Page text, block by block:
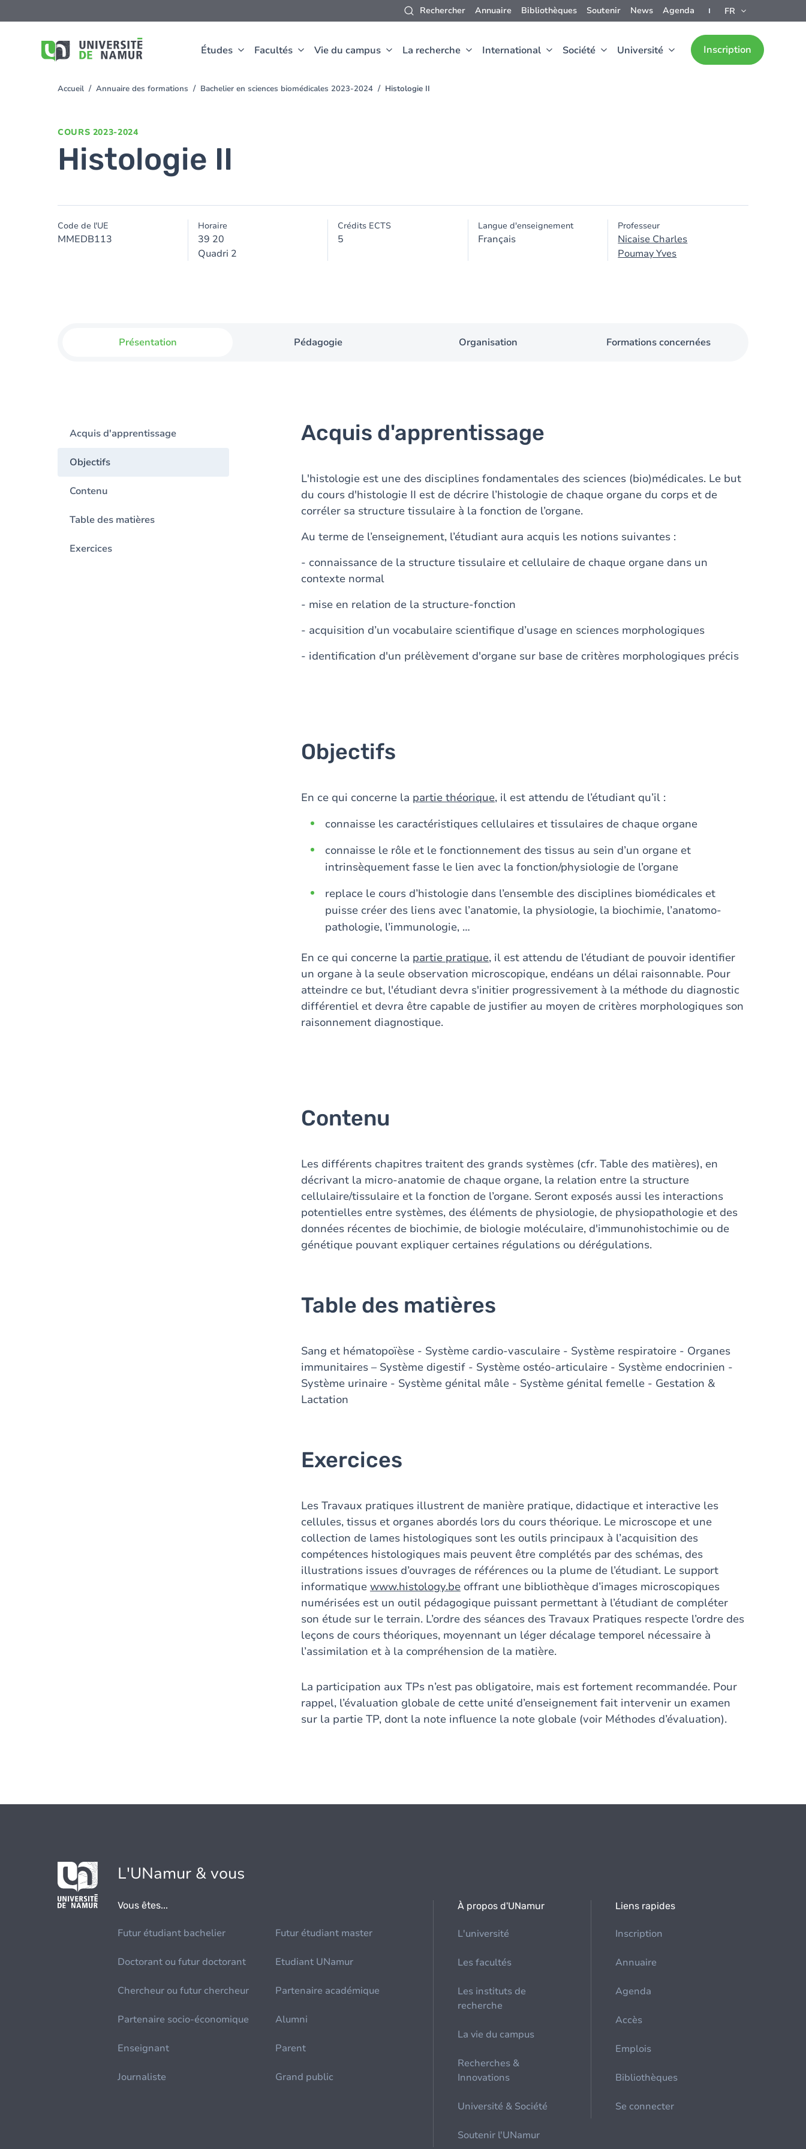
Rechercher Annuaire Bibliothèques Soutenir News Agenda FR
Études Facultés Vie du campus La recherche International Société Université Inscription
au
You
Accueil Annuaire des formations Bachelier en sciences biomédicales 2023-2024 Histologie II
COURS 2023-2024
Histologie II
Code de l'UE
MMEDB113
Horaire
39 20
Quadri 2
Crédits ECTS
5
Langue d'enseignement
Français
Professeur
Nicaise Charles
Poumay Yves
Présentation Pédagogie Organisation Formations concernées
Acquis d'apprentissage
Objectifs
Contenu
Table des matières
Exercices
Acquis d'apprentissage
L'histologie est une des disciplines fondamentales des sciences (bio)médicales. Le but
du cours d'histologie II est de décrire l’histologie de chaque organe du corps et de
corréler sa structure tissulaire à la fonction de l’organe.
Au terme de l’enseignement, l’étudiant aura acquis les notions suivantes :
- connaissance de la structure tissulaire et cellulaire de chaque organe dans un
contexte normal
- mise en relation de la structure-fonction
- acquisition d’un vocabulaire scientifique d’usage en sciences morphologiques
- identification d'un prélèvement d'organe sur base de critères morphologiques précis
Objectifs
En ce qui concerne la partie théorique, il est attendu de l’étudiant qu’il :
connaisse les caractéristiques cellulaires et tissulaires de chaque organe
connaisse le rôle et le fonctionnement des tissus au sein d’un organe et
intrinsèquement fasse le lien avec la fonction/physiologie de l’organe
replace le cours d’histologie dans l’ensemble des disciplines biomédicales et
puisse créer des liens avec l’anatomie, la physiologie, la biochimie, l’anatomo-
pathologie, l’immunologie, …
En ce qui concerne la partie pratique, il est attendu de l’étudiant de pouvoir identifier
un organe à la seule observation microscopique, endéans un délai raisonnable. Pour
atteindre ce but, l'étudiant devra s'initier progressivement à la méthode du diagnostic
différentiel et devra être capable de justifier au moyen de critères morphologiques son
raisonnement diagnostique.
Contenu
Les différents chapitres traitent des grands systèmes (cfr. Table des matières), en
décrivant la micro-anatomie de chaque organe, la relation entre la structure
cellulaire/tissulaire et la fonction de l’organe. Seront exposés aussi les interactions
potentielles entre systèmes, des éléments de physiologie, de physiopathologie et des
données récentes de biochimie, de biologie moléculaire, d'immunohistochimie ou de
génétique pouvant expliquer certaines régulations ou dérégulations.
Table des matières
Sang et hématopoïèse - Système cardio-vasculaire - Système respiratoire - Organes
immunitaires – Système digestif - Système ostéo-articulaire - Système endocrinien -
Système urinaire - Système génital mâle - Système génital femelle - Gestation &
Lactation
Exercices
Les Travaux pratiques illustrent de manière pratique, didactique et interactive les
cellules, tissus et organes abordés lors du cours théorique. Le microscope et une
collection de lames histologiques sont les outils principaux à l’acquisition des
compétences histologiques mais peuvent être complétés par des schémas, des
illustrations issues d’ouvrages de références ou la plume de l’étudiant. Le support
informatique www.histology.be offrant une bibliothèque d’images microscopiques
numérisées est un outil pédagogique puissant permettant à l’étudiant de compléter
son étude sur le terrain. L’ordre des séances des Travaux Pratiques respecte l’ordre des
leçons de cours théoriques, moyennant un léger décalage temporel nécessaire à
l’assimilation et à la compréhension de la matière.
La participation aux TPs n’est pas obligatoire, mais est fortement recommandée. Pour
rappel, l’évaluation globale de cette unité d’enseignement fait intervenir un examen
sur la partie TP, dont la note influence la note globale (voir Méthodes d’évaluation).
L'UNamur & vous
Vous êtes...
Futur étudiant bachelier Futur étudiant master
Doctorant ou futur doctorant Etudiant UNamur
Chercheur ou futur chercheur Partenaire académique
Partenaire socio-économique Alumni
Enseignant Parent
Journaliste Grand public
À propos d'UNamur
L'université
Les facultés
Les instituts de
recherche
La vie du campus
Recherches &
Innovations
Université & Société
Soutenir l'UNamur
Liens rapides
Inscription
Annuaire
Agenda
Accès
Emplois
Bibliothèques
Se connecter